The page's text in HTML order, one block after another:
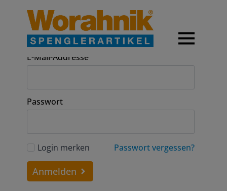
Anmeldung
E-Mail-Addresse
Passwort
Login merken Passwort vergessen?
Anmelden